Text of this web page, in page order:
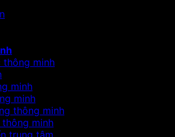
thông minh
minh
minh
thông minh
minh
trung tâm